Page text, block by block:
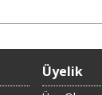
Üyelik